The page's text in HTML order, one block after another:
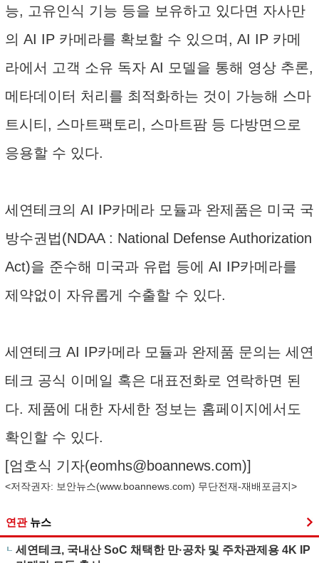
능, 고유인식 기능 등을 보유하고 있다면 자사만
의 AI IP 카메라를 확보할 수 있으며, AI IP 카메
라에서 고객 소유 독자 AI 모델을 통해 영상 추론,
메타데이터 처리를 최적화하는 것이 가능해 스마
트시티, 스마트팩토리, 스마트팜 등 다방면으로
응용할 수 있다.
세연테크의 AI IP카메라 모듈과 완제품은 미국 국
방수권법(NDAA : National Defense Authorization
Act)을 준수해 미국과 유럽 등에 AI IP카메라를
제약없이 자유롭게 수출할 수 있다.
세연테크 AI IP카메라 모듈과 완제품 문의는 세연
테크 공식 이메일 혹은 대표전화로 연락하면 된
다. 제품에 대한 자세한 정보는 홈페이지에서도
확인할 수 있다.
[엄호식 기자(eomhs@boannews.com)]
<저작권자: 보안뉴스(www.boannews.com) 무단전재-재배포금지>
연관 뉴스
세연테크, 국내산 SoC 채택한 만·공차 및 주차관제용 4K IP